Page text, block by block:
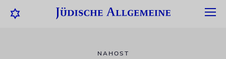
NAHOST